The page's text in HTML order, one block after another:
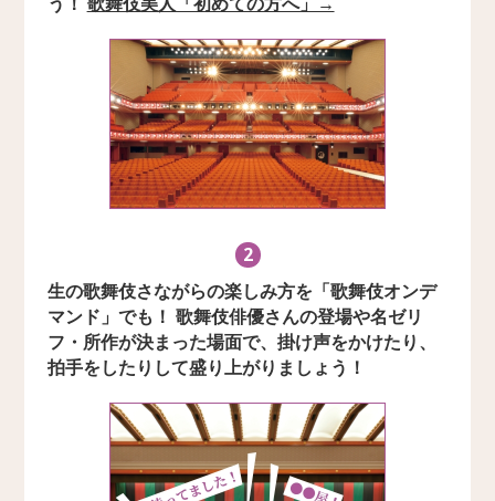
2
生の歌舞伎さながらの楽しみ方を「歌舞伎オンデ
マンド」でも！ 歌舞伎俳優さんの登場や名ゼリ
フ・所作が決まった場面で、掛け声をかけたり、
拍手をしたりして盛り上がりましょう！